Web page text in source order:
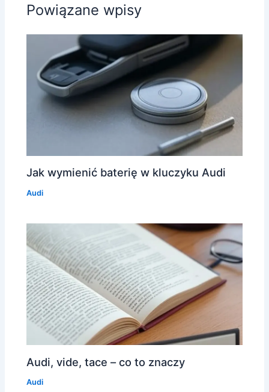
Powiązane wpisy
Jak wymienić baterię w kluczyku Audi
Audi
Audi, vide, tace – co to znaczy
Audi